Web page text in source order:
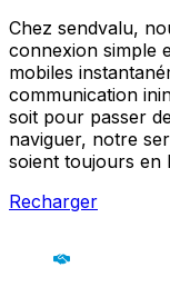
Chez sendvalu,
connexion simple
mobiles
communication
soit pour passer
naviguer, notre
soient toujours en
Recharger